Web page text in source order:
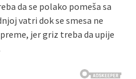
da se polako pomeša sa
vatri dok se smesa ne
jer griz treba da upije